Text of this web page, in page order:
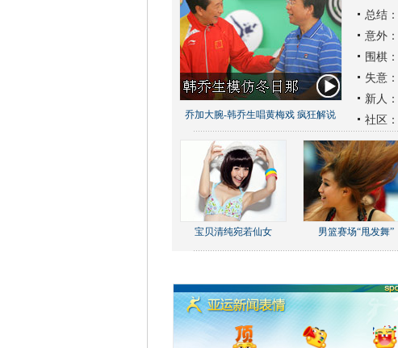
乔加大腕-韩乔生唱黄梅戏 疯狂解说
总结：
意外：
围棋：
失意：
新人：
社区：
宝贝清纯宛若仙女 男篮赛场“甩发舞”